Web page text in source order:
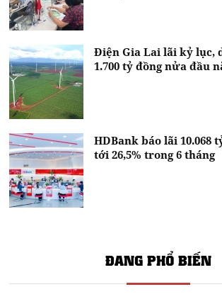
Điện Gia Lai lãi kỷ lục,
1.700 tỷ đồng nửa đầu
HDBank báo lãi 10.068
tới 26,5% trong 6 tháng
ĐANG PHỔ BIẾN